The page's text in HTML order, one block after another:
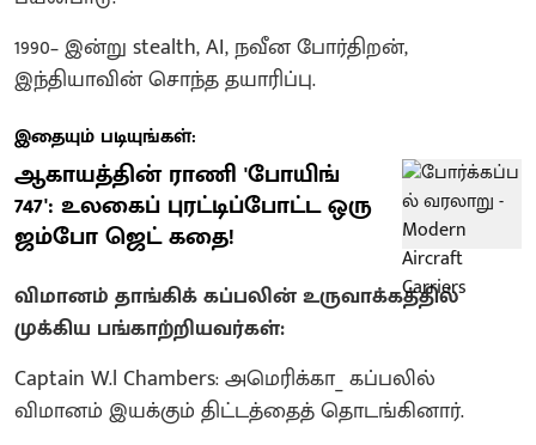
1990– இன்று stealth, AI, நவீன போர்திறன்,
இந்தியாவின் சொந்த தயாரிப்பு.
இதையும் படியுங்கள்:
ஆகாயத்தின் ராணி 'போயிங்
747': உலகைப் புரட்டிப்போட்ட ஒரு
ஜம்போ ஜெட் கதை!
விமானம் தாங்கிக் கப்பலின் உருவாக்கத்தில்
முக்கிய பங்காற்றியவர்கள்:
Captain W.l Chambers: அமெரிக்கா_ கப்பலில்
விமானம் இயக்கும் திட்டத்தைத் தொடங்கினார்.